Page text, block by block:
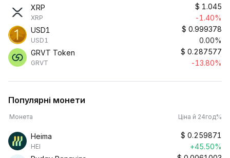
XRP
XRP
$ 1.045
-1.40%
USD1
USD1
$ 0.999378
0.00%
GRVT Token
GRVT
$ 0.287577
-13.80%
Популярні монети
Монета Ціна й 24год%
Heima
HEI
$ 0.259871
+45.50%